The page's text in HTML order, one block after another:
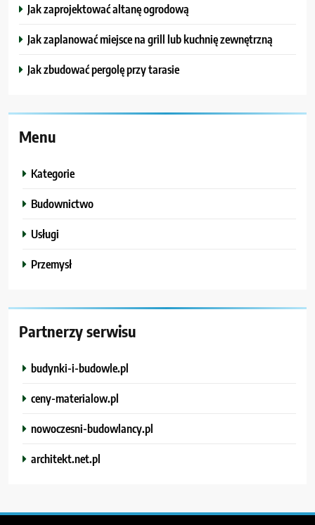
Jak zaprojektować altanę ogrodową
Jak zaplanować miejsce na grill lub kuchnię zewnętrzną
Jak zbudować pergolę przy tarasie
Menu
Kategorie
Budownictwo
Usługi
Przemysł
Partnerzy serwisu
budynki-i-budowle.pl
ceny-materialow.pl
nowoczesni-budowlancy.pl
architekt.net.pl